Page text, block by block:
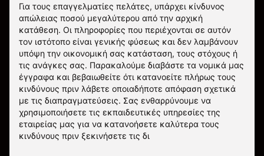
Για τους επαγγελματίες πελάτες, υπάρχει κίνδυνος
απώλειας ποσού μεγαλύτερου από την αρχική
κατάθεση. Οι πληροφορίες που περιέχονται σε αυτόν
τον ιστότοπο είναι γενικής φύσεως και δεν λαμβάνουν
υπόψη την οικονομική σας κατάσταση, τους στόχους ή
τις ανάγκες σας. Παρακαλούμε διαβάστε τα νομικά μας
έγγραφα και βεβαιωθείτε ότι κατανοείτε πλήρως τους
κινδύνους πριν λάβετε οποιαδήποτε απόφαση σχετικά
με τις διαπραγματεύσεις. Σας ενθαρρύνουμε να
χρησιμοποιήσετε τις εκπαιδευτικές υπηρεσίες της
εταιρείας μας για να κατανοήσετε καλύτερα τους
κινδύνους πριν ξεκινήσετε τις δι